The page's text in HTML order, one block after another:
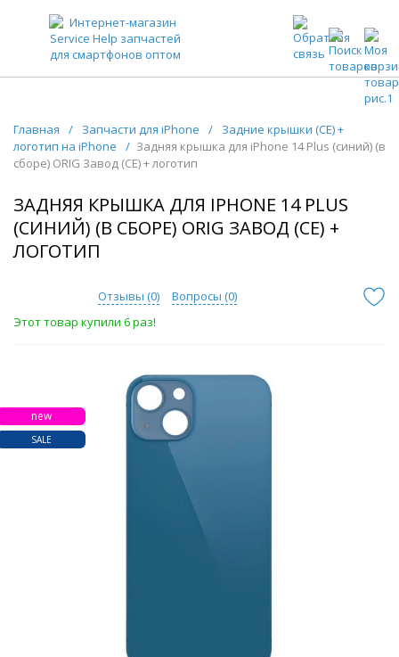
ЗАПЧАСТИ ДЛЯ ТЕЛЕФОНОВ ОПТОМ
Главная / Запчасти для iPhone /
Задние крышки (CE) +
логотип на iPhone
/ Задняя крышка для iPhone 14 Plus (синий) (в
сборе) ORIG Завод (CE) + логотип
ЗАДНЯЯ КРЫШКА ДЛЯ IPHONE 14 PLUS
(СИНИЙ) (В СБОРЕ) ORIG ЗАВОД (CE) +
ЛОГОТИП
Отзывы (0) Вопросы (0)
Этот товар купили 6 раз!
new
SALE